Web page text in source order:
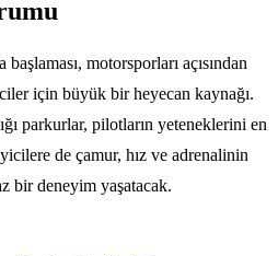
motorsporları açısından
için büyük bir heyecan kaynağı.
parkurlar, pilotların yeteneklerini en
de çamur, hız ve adrenalinin
bir deneyim yaşatacak.